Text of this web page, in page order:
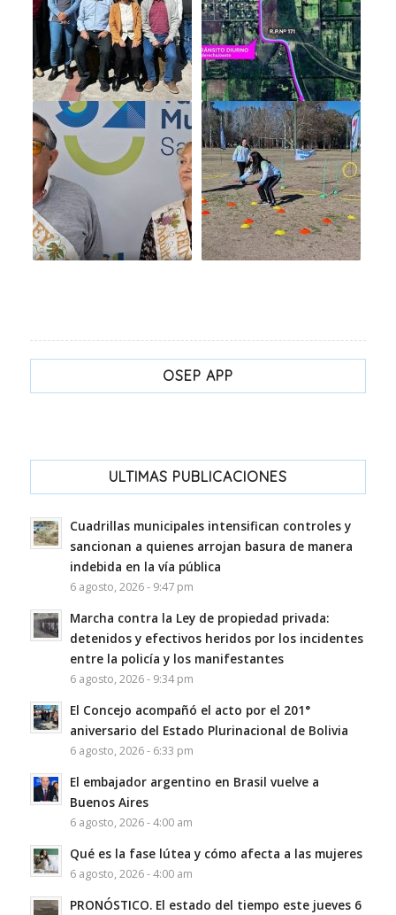
OSEP APP
ULTIMAS PUBLICACIONES
Cuadrillas municipales intensifican controles y
sancionan a quienes arrojan basura de manera
indebida en la vía pública
6 agosto, 2026 - 9:47 pm
Marcha contra la Ley de propiedad privada:
detenidos y efectivos heridos por los incidentes
entre la policía y los manifestantes
6 agosto, 2026 - 9:34 pm
El Concejo acompañó el acto por el 201°
aniversario del Estado Plurinacional de Bolivia
6 agosto, 2026 - 6:33 pm
El embajador argentino en Brasil vuelve a
Buenos Aires
6 agosto, 2026 - 4:00 am
Qué es la fase lútea y cómo afecta a las mujeres
6 agosto, 2026 - 4:00 am
PRONÓSTICO. El estado del tiempo este jueves 6